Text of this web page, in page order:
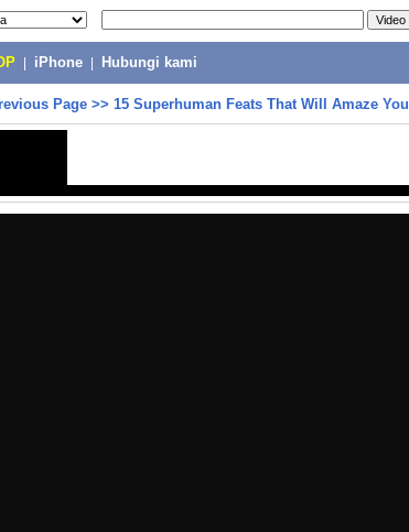
iPhone Hubungi kami
Page >> 15 Superhuman Feats That Will Amaze You